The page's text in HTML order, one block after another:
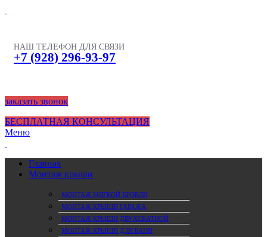
НАШ ТЕЛЕФОН ДЛЯ СВЯЗИ
+7 (928) 296-93-97
заказать звонок
БЕСПЛАТНАЯ КОНСУЛЬТАЦИЯ
Меню
Главная
Монтаж крыши
МОНТАЖ МЯГКОЙ КРОВЛИ
МОНТАЖ КРЫШИ ГАРАЖА
МОНТАЖ КРЫШИ ДВУХСКАТНОЙ
МОНТАЖ КРЫШИ ДЛЯ БАНИ